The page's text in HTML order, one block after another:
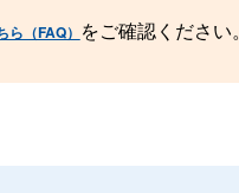
ら（FAQ） をご確認ください。